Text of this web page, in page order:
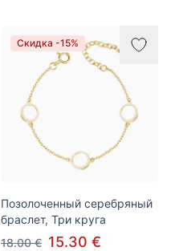
Скидка -15%
Позолоченный серебряный
браслет, Три круга
18.00 € 15.30 €